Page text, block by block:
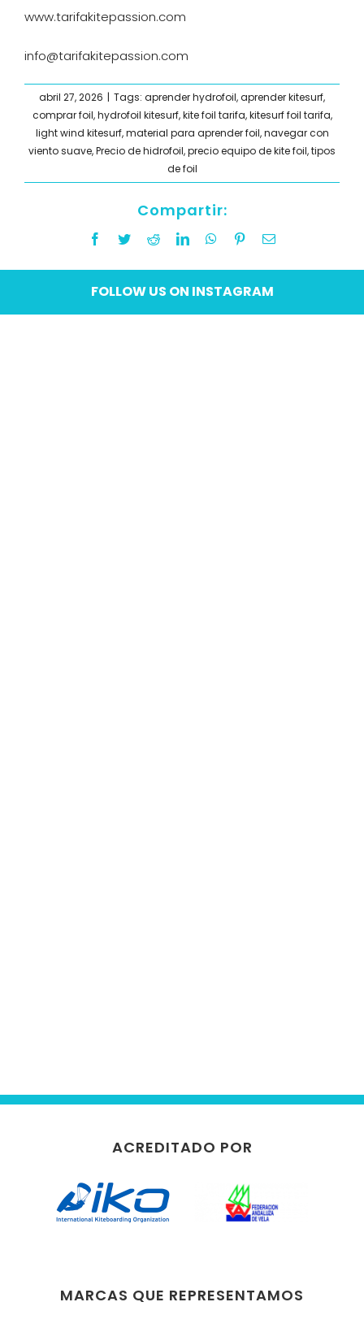
www.tarifakitepassion.com
info@tarifakitepassion.com
abril 27, 2026 | Tags: aprender hydrofoil,aprender kitesurf,
comprar foil,hydrofoil kitesurf,kite foil tarifa,kitesurf foil tarifa,
light wind kitesurf,material para aprender foil,navegar con
viento suave,Precio de hidrofoil,precio equipo de kite foil,tipos
de foil
Compartir:
Facebook
TwitterRedditLinkedInWhatsApp
PinterestEmail
FOLLOW US ON INSTAGRAM
ACREDITADO POR
MARCAS QUE REPRESENTAMOS